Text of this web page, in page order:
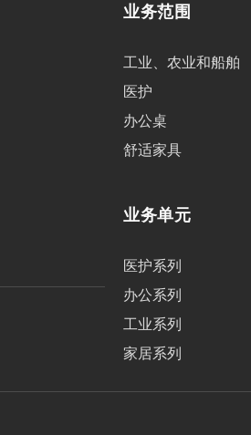
业务范围
工业、农业和船舶
医护
办公桌
舒适家具
业务单元
医护系列
办公系列
工业系列
家居系列